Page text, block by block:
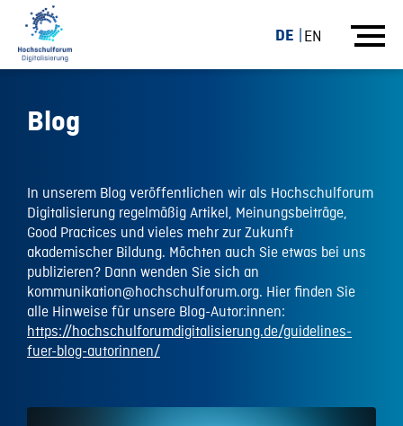
DE EN
Blog
In unserem Blog veröffentlichen wir als Hochschulforum
Digitalisierung regelmäßig Artikel, Meinungsbeiträge,
Good Practices und vieles mehr zur Zukunft
akademischer Bildung. Möchten auch Sie etwas bei uns
publizieren? Dann wenden Sie sich an
kommunikation@hochschulforum.org. Hier finden Sie
alle Hinweise für unsere Blog-Autor:innen:
https://hochschulforumdigitalisierung.de/guidelines-
fuer-blog-autorinnen/